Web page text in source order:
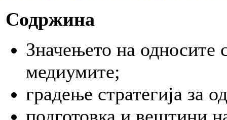
Содржина
Значењето на односите
медиумите;
градење стратегија за